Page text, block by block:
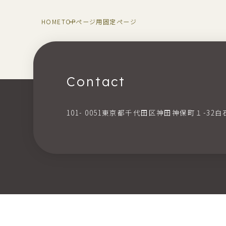
HOMETOPページ用固定ページ
Contact
101- 0051東京都千代田区神田神保町１-32白